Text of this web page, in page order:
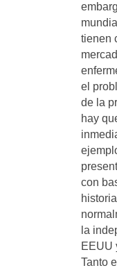
tienen
el
de la
hay
con
la
EEUU
Tanto